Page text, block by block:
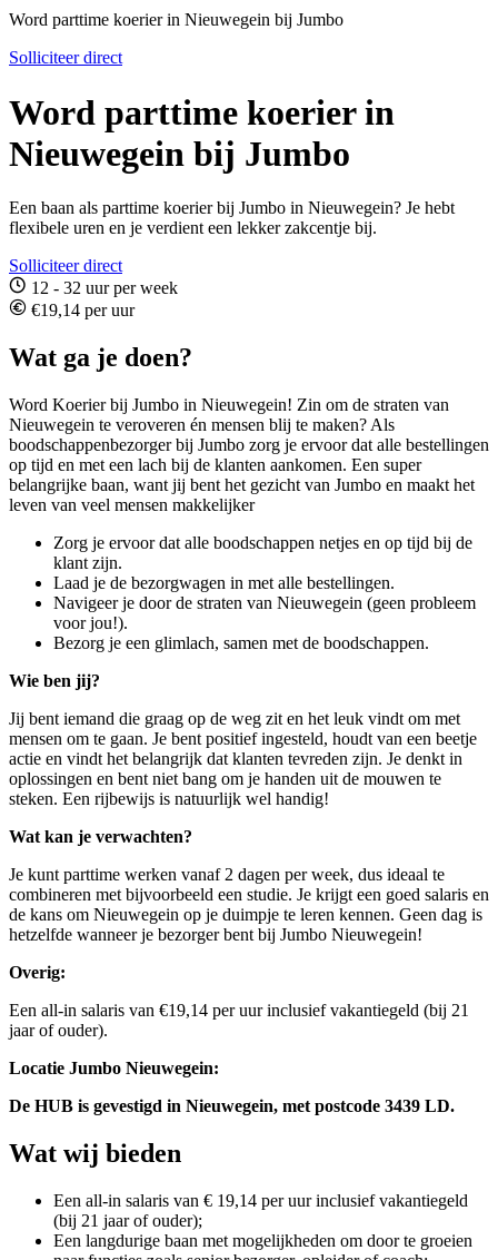
Word parttime koerier in Nieuwegein bij Jumbo
Solliciteer direct
Word parttime koerier in
Nieuwegein bij Jumbo
Een baan als parttime koerier bij Jumbo in Nieuwegein? Je hebt
flexibele uren en je verdient een lekker zakcentje bij.
Solliciteer direct
12 - 32 uur per week
€19,14 per uur
Wat ga je doen?
Word Koerier bij Jumbo in Nieuwegein! Zin om de straten van
Nieuwegein te veroveren én mensen blij te maken? Als
boodschappenbezorger bij Jumbo zorg je ervoor dat alle bestellingen
op tijd en met een lach bij de klanten aankomen. Een super
belangrijke baan, want jij bent het gezicht van Jumbo en maakt het
leven van veel mensen makkelijker
Zorg je ervoor dat alle boodschappen netjes en op tijd bij de
klant zijn.
Laad je de bezorgwagen in met alle bestellingen.
Navigeer je door de straten van Nieuwegein (geen probleem
voor jou!).
Bezorg je een glimlach, samen met de boodschappen.
Wie ben jij?
Jij bent iemand die graag op de weg zit en het leuk vindt om met
mensen om te gaan. Je bent positief ingesteld, houdt van een beetje
actie en vindt het belangrijk dat klanten tevreden zijn. Je denkt in
oplossingen en bent niet bang om je handen uit de mouwen te
steken. Een rijbewijs is natuurlijk wel handig!
Wat kan je verwachten?
Je kunt parttime werken vanaf 2 dagen per week, dus ideaal te
combineren met bijvoorbeeld een studie. Je krijgt een goed salaris en
de kans om Nieuwegein op je duimpje te leren kennen. Geen dag is
hetzelfde wanneer je bezorger bent bij Jumbo Nieuwegein!
Overig:
Een all-in salaris van €19,14 per uur inclusief vakantiegeld (bij 21
jaar of ouder).
Locatie Jumbo Nieuwegein:
De HUB is gevestigd in Nieuwegein, met postcode 3439 LD.
Wat wij bieden
Een all-in salaris van € 19,14 per uur inclusief vakantiegeld
(bij 21 jaar of ouder);
Een langdurige baan met mogelijkheden om door te groeien